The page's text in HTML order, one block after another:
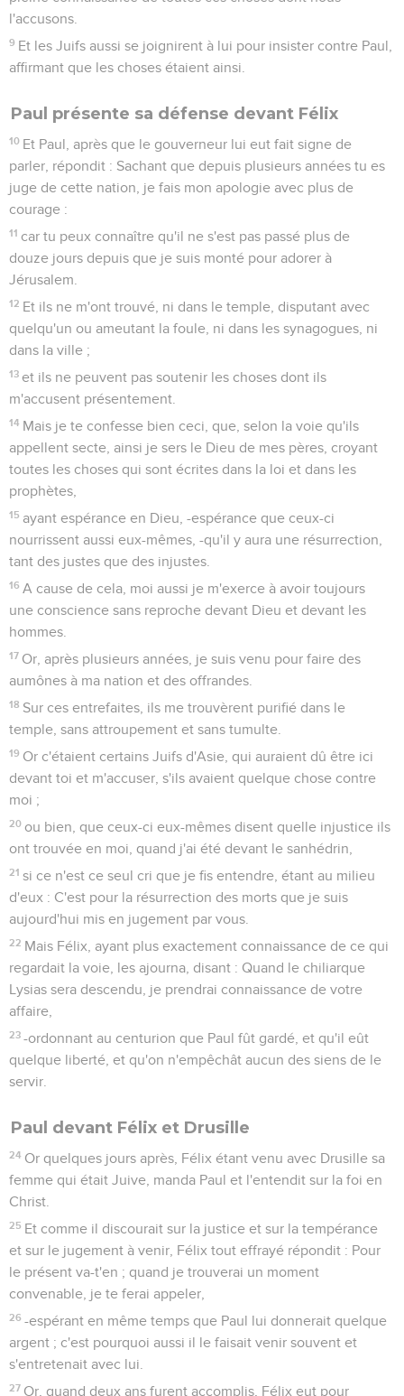
sacrificateurs et les anciens des Juifs ont porté plainte,
mais je leur ai répondu que ce n'est pas la coutume des
Romains de livrer quelqu'un avant que l'accusé ait ses
de ce dont il est accusé.
17 Quand donc ils furent venus ici, sans aucun délai, le jour
suivant, m'étant assis sur le tribunal, j'ordonnai que cet
homme fût amené ;
18
au sujet duquel les accusateurs, se tenant là, n'avancèrent
aucune charge relativement aux choses que moi je
supposais ;
19
leur culte religieux et touchant un certain Jésus mort, que
Paul affirmait être vivant.
20
Et comme moi j'étais dans l'embarras pour procéder à une
information sur ces choses, je demandai à cet homme s'il
voulait aller à Jérusalem pour y être jugé quant à ces choses.
21 Mais Paul, en ayant appelé, demandant à être réservé au
jugement d'Auguste, je donnai ordre qu'il fût gardé jusqu'à
ce que je l'envoyasse à César.
22
Et Agrippa dit à Festus : Je voudrais bien moi-même aussi
entendre cet homme. Demain, dit-il, tu l'entendras.
23
Le lendemain donc, Agrippa et Bérénice étant venus en
grande pompe, et étant entrés dans la salle d'audience avec
les chiliarques et les principaux de la ville, Paul, sur l'ordre
de Festus, fut amené.
24
présents avec nous, vous voyez cet homme au sujet duquel
toute la multitude des Juifs m'a sollicité, tant à Jérusalem
qu'ici, s'écriant qu'il ne devait plus vivre.
25 Mais moi, ayant trouvé qu'il n'avait rien fait qui fût digne
de mort, et cet homme lui-même en ayant appelé à Auguste,
j'ai résolu de l'envoyer.
26 Mais je n'ai rien de certain à écrire à l'empereur à son
sujet, c'est pourquoi je l'ai amené devant vous, et
principalement devant toi, roi Agrippa, en sorte qu'après
avoir procédé à un interrogatoire, j'aie quelque chose à
écrire ;
27 car il me semble déraisonnable d'envoyer un prisonnier
sans indiquer en même temps les choses qui sont mises à sa
charge.
Actes
Seuls les Évangiles sont disponibles en vidéo pour le moment.
Paul présente sa défense devant Agrippa
Et Agrippa dit à Paul : Il t'est permis de parler pour toi. Alors
Paul, ayant étendu la main, prononça son apologie :
2 Je m'estime heureux, roi Agrippa, de ce que, au sujet de
toutes les choses dont je suis accusé par les Juifs, je dois
faire mon apologie aujourd'hui devant toi,
3 surtout parce que tu es au fait de toutes les coutumes et
questions qui existent parmi les Juifs ; c'est pourquoi je te
prie de m'écouter avec patience.
Ma manière de vivre donc dès ma jeunesse, telle qu'elle a
été dès le commencement au milieu de ma nation à
Jérusalem, tous les Juifs la connaissent,